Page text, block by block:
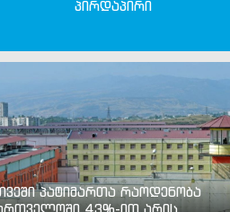
პირდაპირი
პატიმართა რაოდენობა